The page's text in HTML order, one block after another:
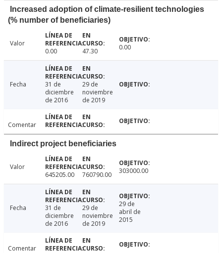
Increased adoption of climate-resilient technologies
(% number of beneficiaries)
Valor
0.00
47.30 0.00
Fecha
31 de
diciembre
de 2016
29 de
noviembre
de 2019
Comentar
Indirect project beneficiaries
Valor
645205.00
760790.00 303000.00
Fecha
31 de
diciembre
de 2016
29 de
noviembre
de 2019
29 de
abril de
2015
Comentar